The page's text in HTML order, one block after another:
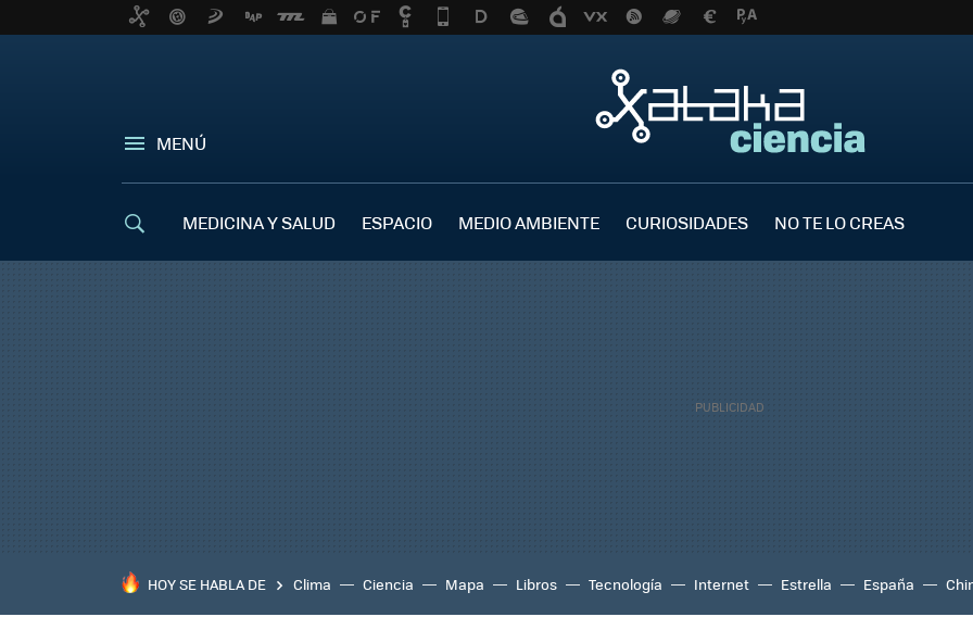
MENÚ
MEDICINA Y SALUD ESPACIO MEDIO AMBIENTE CURIOSIDADES NO TE LO CREAS
HOY SE HABLA DE Clima Ciencia Mapa Libros Tecnología Internet Estrella España